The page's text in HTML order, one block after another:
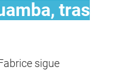
tras
sigue